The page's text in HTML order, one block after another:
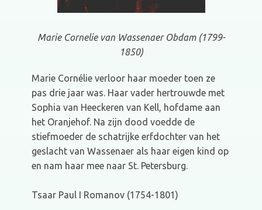
Marie Cornelie van Wassenaer Obdam (1799-
1850)
Marie Cornélie verloor haar moeder toen ze
pas drie jaar was. Haar vader hertrouwde met
Sophia van Heeckeren van Kell, hofdame aan
het Oranjehof. Na zijn dood voedde de
stiefmoeder de schatrijke erfdochter van het
geslacht van Wassenaer als haar eigen kind op
en nam haar mee naar St. Petersburg.
Tsaar Paul I Romanov (1754-1801)